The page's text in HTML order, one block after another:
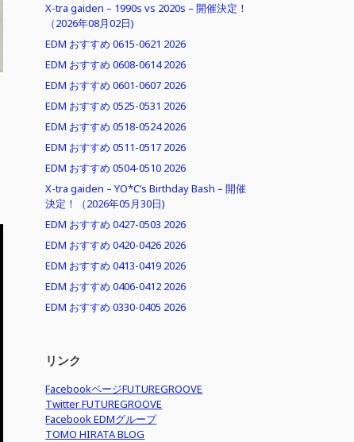
X-tra gaiden – 1990s vs 2020s – 開催決定！
（2026年08月02日)
EDM おすすめ 0615-0621 2026
EDM おすすめ 0608-0614 2026
EDM おすすめ 0601-0607 2026
EDM おすすめ 0525-0531 2026
EDM おすすめ 0518-0524 2026
EDM おすすめ 0511-0517 2026
EDM おすすめ 0504-0510 2026
X-tra gaiden – YO*C’s Birthday Bash – 開催
決定！（2026年05月30日)
EDM おすすめ 0427-0503 2026
EDM おすすめ 0420-0426 2026
EDM おすすめ 0413-0419 2026
EDM おすすめ 0406-0412 2026
EDM おすすめ 0330-0405 2026
リンク
FacebookページFUTUREGROOVE
Twitter FUTUREGROOVE
Facebook EDMグループ
TOMO HIRATA BLOG